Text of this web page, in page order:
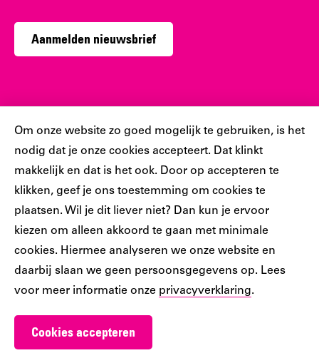
Cookiebar
Om onze website zo goed mogelijk te gebruiken, is het
nodig dat je onze cookies accepteert. Dat klinkt
makkelijk en dat is het ook. Door op accepteren te
klikken, geef je ons toestemming om cookies te
plaatsen. Wil je dit liever niet? Dan kun je ervoor
kiezen om alleen akkoord te gaan met minimale
cookies. Hiermee analyseren we onze website en
daarbij slaan we geen persoonsgegevens op. Lees
voor meer informatie onze privacyverklaring.
Cookies accepteren
Aanmelden nieuwsbrief
Sociaal
Volg jij ons al?
Ons
account
Ons
account
Ons
Instagram
account
Ons
account
Ons
account